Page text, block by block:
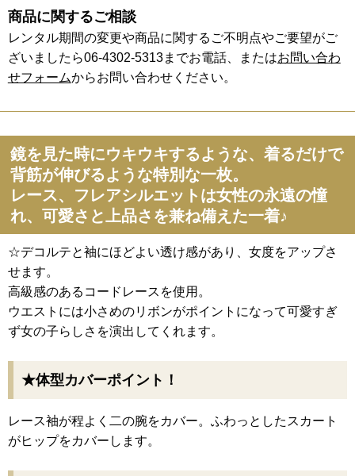
商品に関するご相談
レンタル期間の変更や商品に関するご不明点やご要望がご
ざいましたら06-4302-5313までお電話、またはお問い合わ
せフォームからお問い合わせください。
鏡を見た時にウキウキするような、着るだけで
背筋が伸びるような特別な一枚。
レース、フレアシルエットは女性の永遠の憧
れ、可愛さと上品さを兼ね備えた一着♪
☆デコルテと袖にほどよい透け感があり、女度をアップさ
せます。
高級感のあるコードレースを使用。
ウエストには小さめのリボンがポイントになって可愛すぎ
ず女の子らしさを演出してくれます。
★体型カバーポイント！
レース袖が程よく二の腕をカバー。ふわっとしたスカート
がヒップをカバーします。